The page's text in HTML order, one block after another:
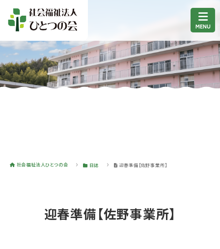
社会福祉法人ひとつの会 日誌 迎春準備【佐野事業所】
迎春準備【佐野事業所】